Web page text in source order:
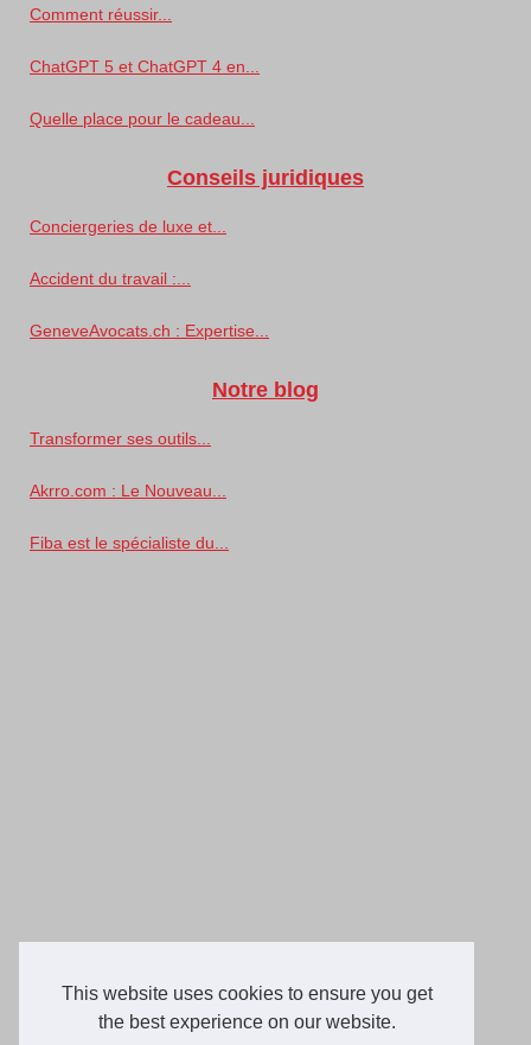
This website uses cookies to ensure you get
the best experience on our website.
Comment réussir...
ChatGPT 5 et ChatGPT 4 en...
Quelle place pour le cadeau...
Conseils juridiques
Conciergeries de luxe et...
Accident du travail :...
GeneveAvocats.ch : Expertise...
Notre blog
Transformer ses outils...
Akrro.com : Le Nouveau...
Fiba est le spécialiste du...